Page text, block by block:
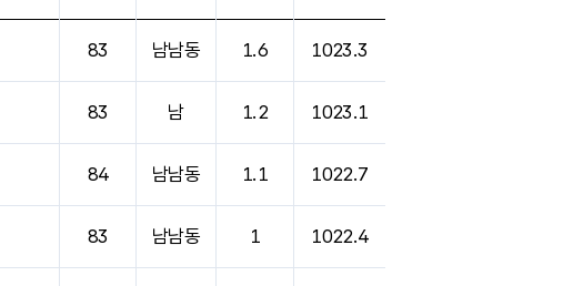
83 남남동 1.6 1023.3
83 남 1.2 1023.1
84 남남동 1.1 1022.7
83 남남동 1 1022.4